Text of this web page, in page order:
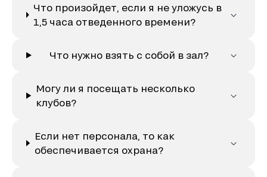
Что произойдет, если я не уложусь в
1,5 часа отведенного времени?
Что нужно взять с собой в зал?
Могу ли я посещать несколько
клубов?
Если нет персонала, то как
обеспечивается охрана?